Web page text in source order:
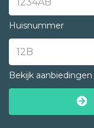
Huisnummer
Bekijk aanbiedingen